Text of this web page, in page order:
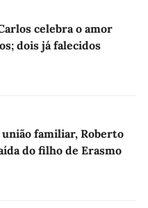
celebra o amor
dois já falecidos
união familiar, Roberto
do filho de Erasmo